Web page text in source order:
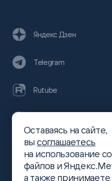
Яндекс Дзен
Telegram
Rutube
Хабр
Оставаясь на сайте,
высоглашаетесь
на использование
файлов и
а также принимаете